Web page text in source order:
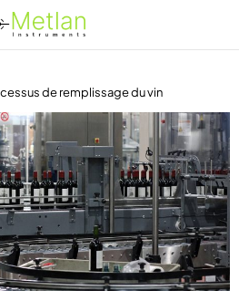
de remplissage du vin